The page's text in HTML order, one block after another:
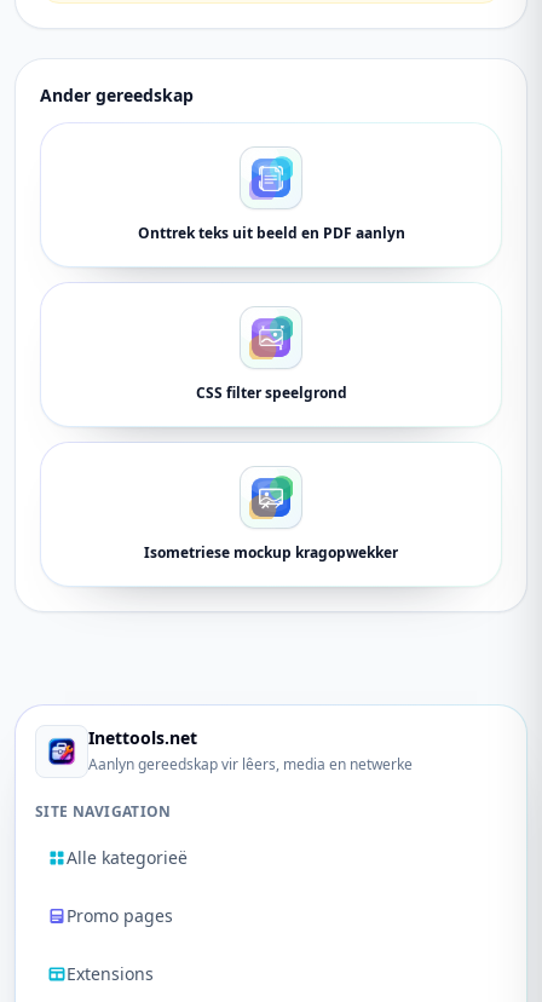
Ander gereedskap
Onttrek teks uit beeld en PDF aanlyn
CSS filter speelgrond
Isometriese mockup kragopwekker
Inettools.net
Aanlyn gereedskap vir lêers, media en netwerke
SITE NAVIGATION
Alle kategorieë
Promo pages
Extensions